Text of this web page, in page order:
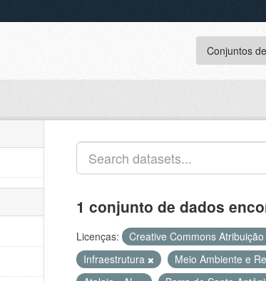
Conjuntos
1 conjunto de dados
Licenças: Creative Commons Atribuição
Infraestrutura
Meio Ambiente e